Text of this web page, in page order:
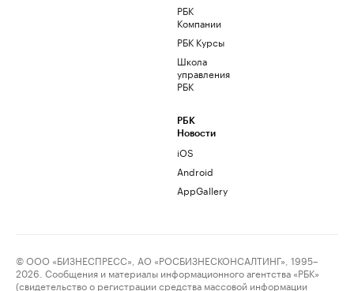
РБК
Компании
РБК Курсы
Школа
управления
РБК
РБК
Новости
iOS
Android
AppGallery
© ООО «БИЗНЕСПРЕСС», АО «РОСБИЗНЕСКОНСАЛТИНГ», 1995–
2026. Сообщения и материалы информационного агентства «РБК»
(свидетельство о регистрации средства массовой информации